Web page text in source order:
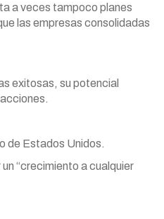
a veces tampoco planes
las empresas consolidadas
exitosas, su potencial
de Estados Unidos.
“crecimiento a cualquier